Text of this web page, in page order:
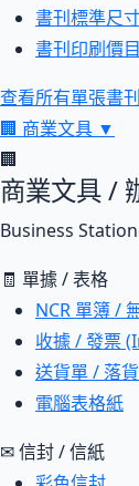
書刊標準尺
書刊印刷價
查看所有單張書
🏢 商業文具 ▼
🏢
商業文具 /
Business
🧾 單據 / 表格
NCR 單簿 /
收據 / 發票
送貨單 / 落
電腦表格紙
✉ 信封 / 信紙